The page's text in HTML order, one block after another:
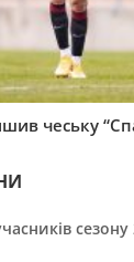
чеську
сезону